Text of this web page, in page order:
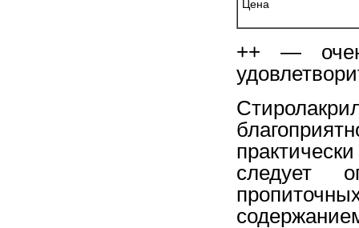
Цена
++ —
следует